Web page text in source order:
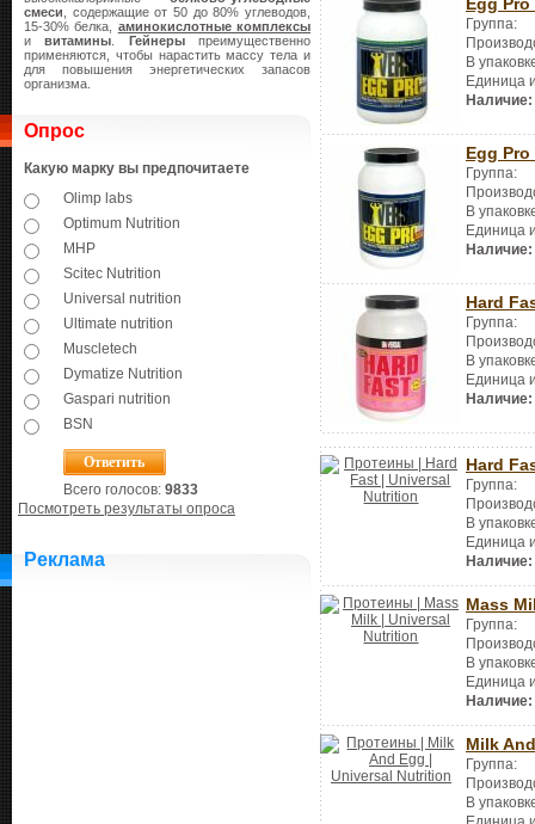
смеси , содержащие от 50 до 80% углеводов,
15-30% белка, аминокислотные комплексы
ивитамины Гейнерыпреимущественно
применяются, чтобы нарастить массу тела и
для повышения энергетических запасов
организма.
Опрос
Какую марку вы предпочитаете
Olimp labs
Optimum Nutrition
MHP
Scitec Nutrition
Universal nutrition
Ultimate nutrition
Muscletech
Dymatize Nutrition
Gaspari nutrition
BSN
Всего голосов: 9833
Посмотреть результаты опроса
Реклама
Группа:
В
Единица
Наличие:
Egg
Группа:
В
Единица
Наличие:
Hard
Группа:
В
Единица
Наличие:
Hard
Группа:
В
Единица
Наличие:
Mass
Группа:
В
Единица
Наличие:
Milk
Группа:
В